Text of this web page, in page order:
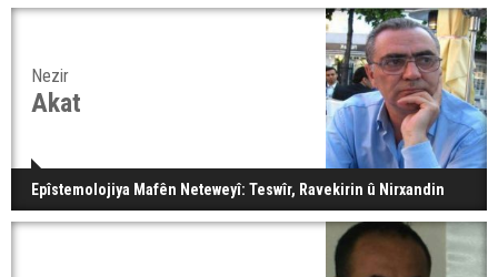
Nezir
Akat
Epîstemolojiya Mafên Neteweyî: Teswîr, Ravekirin û Nirxandin